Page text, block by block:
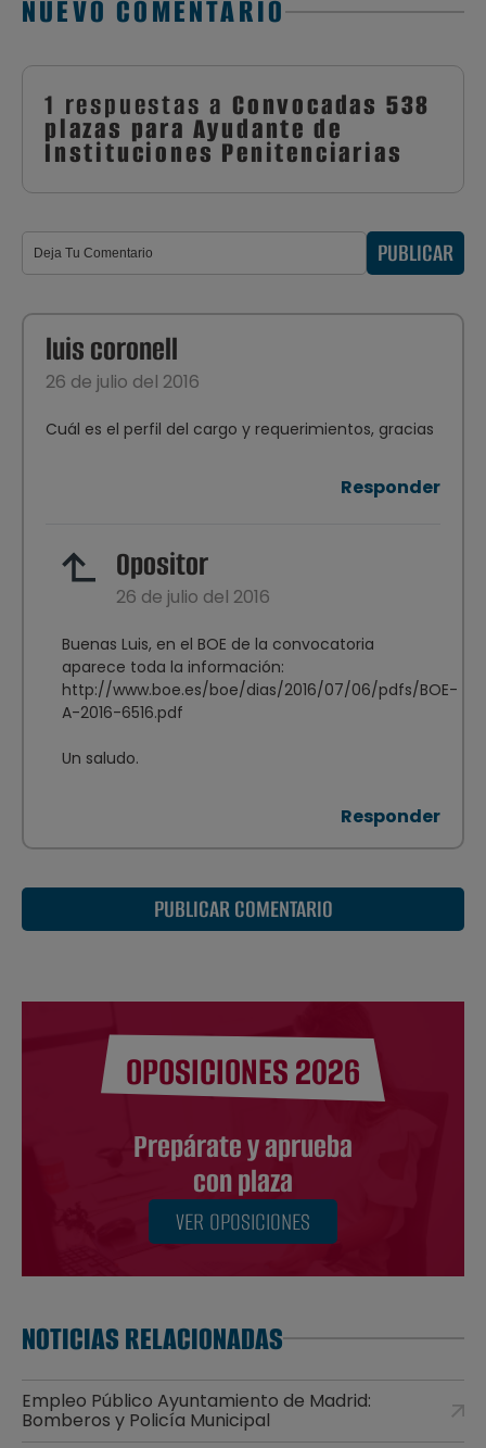
NUEVO COMENTARIO
1 respuestas a Convocadas 538
plazas para Ayudante de
Instituciones Penitenciarias
PUBLICAR
luis coronell
26 de julio del 2016
Cuál es el perfil del cargo y requerimientos, gracias
Responder
Opositor
26 de julio del 2016
Buenas Luis, en el BOE de la convocatoria
aparece toda la información:
http://www.boe.es/boe/dias/2016/07/06/pdfs/BOE-
A-2016-6516.pdf
Un saludo.
Responder
PUBLICAR COMENTARIO
OPOSICIONES 2026
Prepárate y aprueba
con plaza
VER OPOSICIONES
NOTICIAS RELACIONADAS
Empleo Público Ayuntamiento de Madrid:
Bomberos y Policía Municipal